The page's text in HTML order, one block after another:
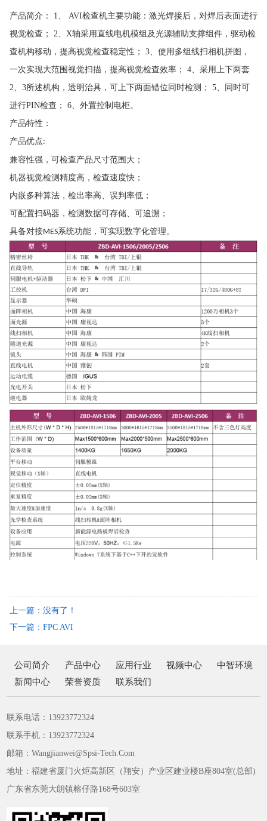
产品简介： 1、 AVI检查机主要功能：激光焊接后，对焊后表面进行
视觉检查； 2、X轴采用直线电机模组及光源辅助支撑组件，驱动检
查机构移动，提高视觉检查稳定性； 3、使用多组线扫相机拼图，
一次实现大范围视觉扫描，提高视觉检查效率； 4、采用上下两套
2、3所述机构，透明治具，可上下两面错位同时检测； 5、同时可
进行PIN检查； 6、外置控制电柜。
产品特性：
产品优点:
兼容性强，可检查产品尺寸范围大；
机器视觉检测精度高，检查速度快；
内嵌多种算法，检出率高、误判率低；
可配置扫码器，检测数据可存储、可追溯；
具备对接MES系统功能，可实现数字化管理。
上一篇：没有了！
下一篇：FPC AVI
公司简介 产品中心 应用行业 视频中心
中智环境
新闻中心
荣誉资质 联系我们
联系电话：13923772324
联系手机：13923772324
邮箱：Wangjianwei@Spsi-Tech.Com
地址：福建省厦门火炬高新区（翔安）产业区建业楼B座804室(总部)
广东省东莞大朗镇榕仔路168号603室